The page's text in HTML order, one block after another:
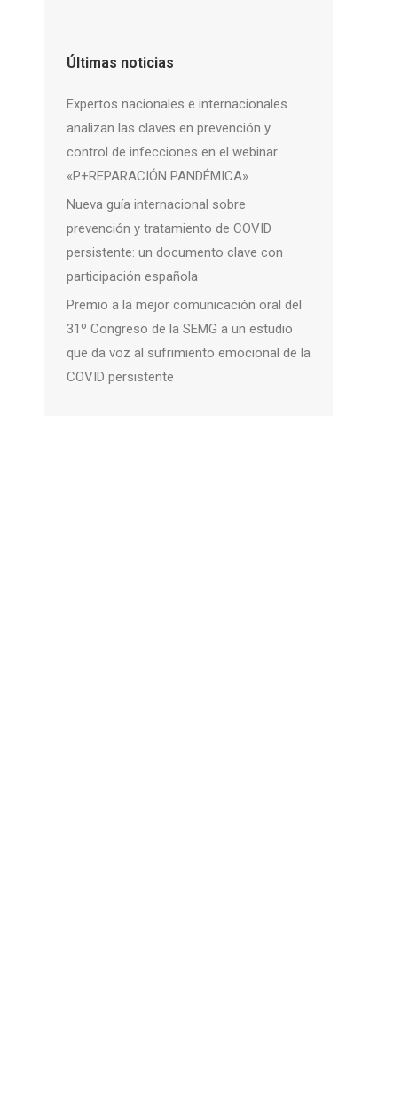
Últimas noticias
Expertos nacionales e internacionales
analizan las claves en prevención y
control de infecciones en el webinar
«P+REPARACIÓN PANDÉMICA»
Nueva guía internacional sobre
prevención y tratamiento de COVID
persistente: un documento clave con
participación española
Premio a la mejor comunicación oral del
31º Congreso de la SEMG a un estudio
que da voz al sufrimiento emocional de la
COVID persistente